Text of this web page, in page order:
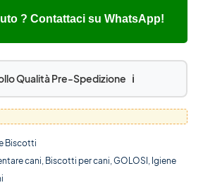
? Contattaci su WhatsApp!
Qualità Pre-Spedizione ℹ️
Biscotti
cani, Biscotti per cani,GOLOSI , Igiene